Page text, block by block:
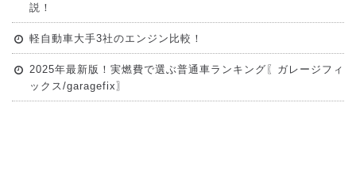
説！
軽自動車大手3社のエンジン比較！
2025年最新版！実燃費で選ぶ普通車ランキング〖ガレージフィ
ックス/garagefix〗